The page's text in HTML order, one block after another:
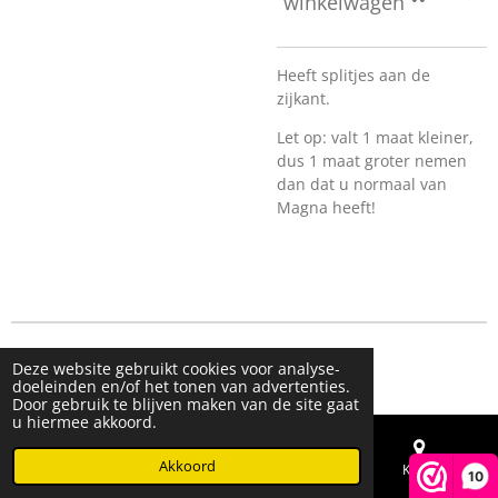
Deze website gebruikt cookies voor analyse-
doeleinden en/of het tonen van advertenties.
Door gebruik te blijven maken van de site gaat
u hiermee akkoord.
Akkoord
10
Heeft splitjes aan de
zijkant.
Let op: valt 1 maat kleiner,
dus 1 maat groter nemen
dan dat u normaal van
Magna heeft!
© 2023 - 2026 Live & Shine
Powered byJouwWeb
Telefoonnummer Kaart